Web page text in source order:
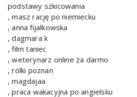
podstawy szkicowania
, masz rację po niemiecku
, anna fijałkowska
, dagmara k
, film taniec
, weterynarz online za darmo
, rolki poznan
, magdajaa
, praca wakacyjna po angielsku